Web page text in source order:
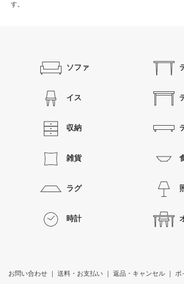
す。
ソファ
イス
収納
雑貨
ラグ
時計
お問い合わせ ｜ 送料・お支払い ｜ 返品・キャンセル ｜ ポ